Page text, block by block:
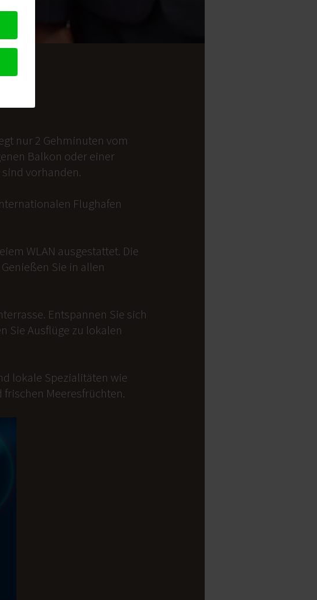
nur 2 Gehminuten vom
Balkon oder einer
vorhanden.
Flughafen
WLAN ausgestattet. Die
Sie in allen
Entspannen Sie sich
Sie Ausflüge zu lokalen
lokale Spezialitäten wie
Meeresfrüchten.